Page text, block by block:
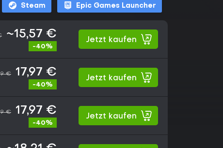
Steam Epic Games Launcher
~15,57 €
-40%
Jetzt kaufen
€ 17,97 €
-40%
Jetzt kaufen
€ 17,97 €
-40%
Jetzt kaufen